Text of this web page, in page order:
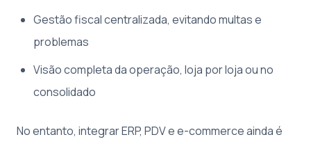
Gestão fiscal centralizada, evitando multas e
problemas
Visão completa da operação, loja por loja ou no
consolidado
No entanto, integrar ERP, PDV e e-commerce ainda é